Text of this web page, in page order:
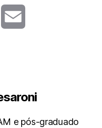
e pós-graduado